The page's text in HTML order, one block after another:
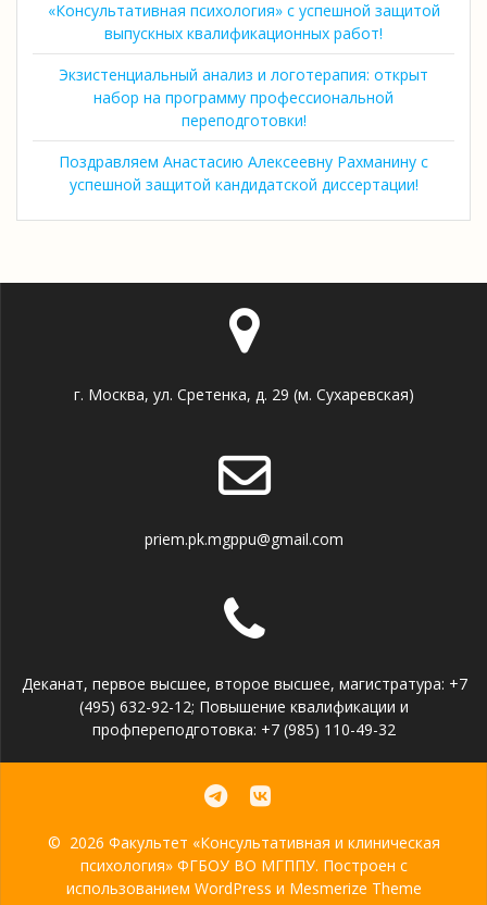
«Консультативная психология» с успешной защитой
выпускных квалификационных работ!
Экзистенциальный анализ и логотерапия: открыт
набор на программу профессиональной
переподготовки!
Поздравляем Анастасию Алексеевну Рахманину с
успешной защитой кандидатской диссертации!
г. Москва, ул. Сретенка, д. 29 (м. Сухаревская)
priem.pk.mgppu@gmail.com
Деканат, первое высшее, второе высшее, магистратура: +7
(495) 632-92-12; Повышение квалификации и
профпереподготовка: +7 (985) 110-49-32
© 2026 Факультет «Консультативная и клиническая
психология» ФГБОУ ВО МГППУ. Построен с
использованием WordPress и Mesmerize Theme